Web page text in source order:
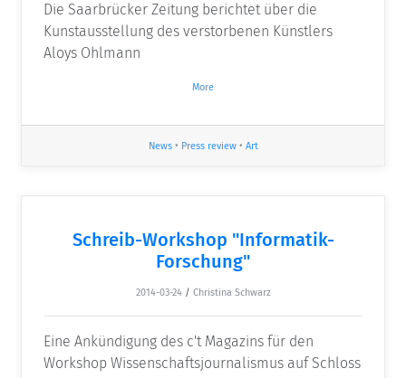
Die Saarbrücker Zeitung berichtet über die
Kunstausstellung des verstorbenen Künstlers
Aloys Ohlmann
More
News• Press review• Art
Schreib-Workshop "Informatik-
Forschung"
2014-03-24 / Christina Schwarz
Eine Ankündigung des c't Magazins für den
Workshop Wissenschaftsjournalismus auf Schloss